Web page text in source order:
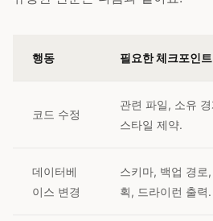
행동 필요한 체크포인
코드 수정
관련 파일, 소유
스타일 제약.
데이터베
이스 변경
스키마, 백업 경로
획, 드라이런 출력.